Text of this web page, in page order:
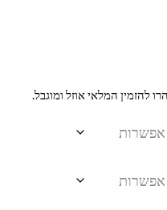
להזמין המלאי אוזל ומוגבל.